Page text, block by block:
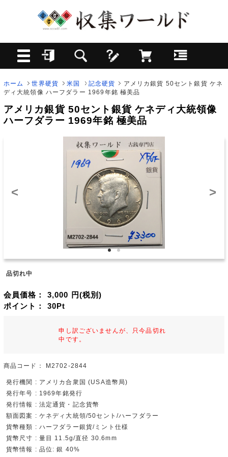
ホーム 世界硬貨 米国 記念硬貨
アメリカ銀貨 50セント銀貨 ケネ
ディ大統領像 ハーフダラー 1969年銘 極美品
アメリカ銀貨 50セント銀貨 ケネディ大統領像
ハーフダラー 1969年銘 極美品
< >
品切れ中
会員価格： 3,000 円(税別)
ポイント： 30Pt
申し訳ございませんが、只今品切れ
中です。
商品コード： M2702-2844
発行機関 : アメリカ合衆国 (USA造幣局)
発行年号 : 1969年銘発行
発行情報 : 法定通貨・記念貨幣
額面図案 : ケネディ大統領/50セント/ハーフダラー
貨幣種類 : ハーフダラー銀貨/ミント仕様
貨幣尺寸 : 量目 11.5g/直径 30.6mm
貨幣情報 : 品位: 銀 40%